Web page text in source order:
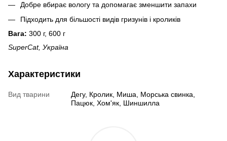
Добре вбирає вологу та допомагає зменшити запахи
Підходить для більшості видів гризунів і кроликів
Вага: 300 г, 600 г
SuperCat, Україна
Характеристики
Вид тварини
Дегу, Кролик, Миша, Морська свинка,
Пацюк, Хом'як, Шиншилла